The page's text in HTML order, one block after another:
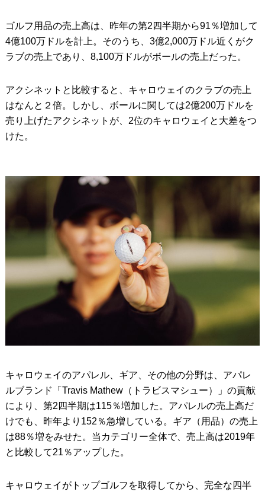
ゴルフ用品の売上高は、昨年の第2四半期から91％増加して
4億100万ドルを計上。そのうち、3億2,000万ドル近くがク
ラブの売上であり、8,100万ドルがボールの売上だった。
アクシネットと比較すると、キャロウェイのクラブの売上
はなんと２倍。しかし、ボールに関しては2億200万ドルを
売り上げたアクシネットが、2位のキャロウェイと大差をつ
けた。
キャロウェイのアパレル、ギア、その他の分野は、アパレ
ルブランド「Travis Mathew（トラビスマシュー）」の貢献
により、第2四半期は115％増加した。アパレルの売上高だ
けでも、昨年より152％急増している。ギア（用品）の売上
は88％増をみせた。当カテゴリー全体で、売上高は2019年
と比較して21％アップした。
キャロウェイがトップゴルフを取得してから、完全な四半